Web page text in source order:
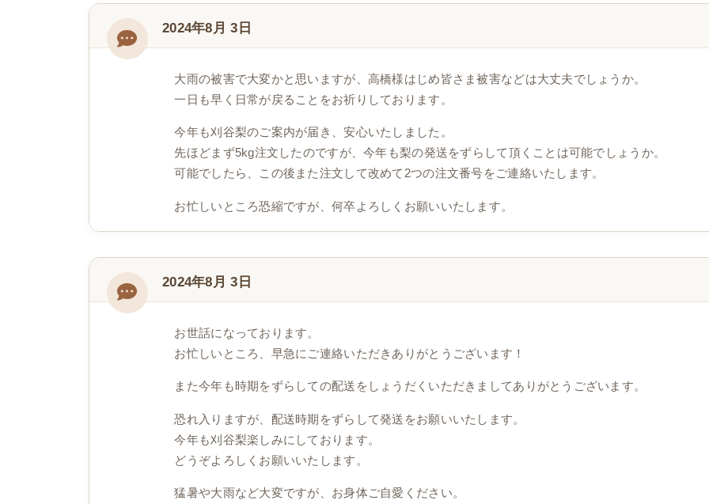
2024年8月 3日
大雨の被害で大変かと思いますが、高橋様はじめ皆さま被害などは大丈夫でしょうか。
一日も早く日常が戻ることをお祈りしております。
今年も刈谷梨のご案内が届き、安心いたしました。
先ほどまず5kg注文したのですが、今年も梨の発送をずらして頂くことは可能でしょうか。
可能でしたら、この後また注文して改めて2つの注文番号をご連絡いたします。
お忙しいところ恐縮ですが、何卒よろしくお願いいたします。
2024年8月 3日
お世話になっております。
お忙しいところ、早急にご連絡いただきありがとうございます！
また今年も時期をずらしての配送をしょうだくいただきましてありがとうございます。
恐れ入りますが、配送時期をずらして発送をお願いいたします。
今年も刈谷梨楽しみにしております。
どうぞよろしくお願いいたします。
猛暑や大雨など大変ですが、お身体ご自愛ください。